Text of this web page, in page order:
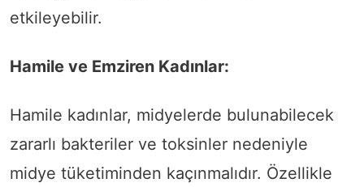
etkileyebilir.
Hamile ve Emziren Kadınlar:
Hamile kadınlar, midyelerde bulunabilecek
zararlı bakteriler ve toksinler nedeniyle
midye tüketiminden kaçınmalıdır. Özellikle